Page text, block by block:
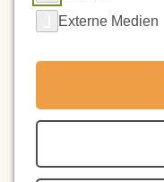
Externe Medien